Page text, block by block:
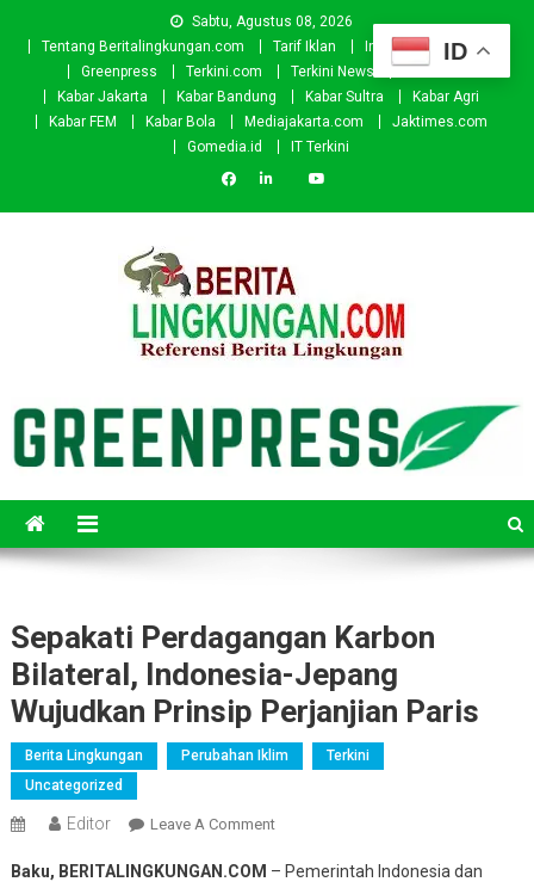
Sabtu, Agustus 08, 2026
Tentang Beritalingkungan.com
Tarif Iklan Investor
Donasi
Greenpress
Terkini.com Terkini News
Kabar.id
Kabar Jakarta
Kabar Bandung Kabar Sultra
Kabar Agri
Kabar FEM
Kabar Bola Mediajakarta.com
Jaktimes.com
Gomedia.id
IT Terkini
Sepakati Perdagangan Karbon
Bilateral, Indonesia-Jepang
Wujudkan Prinsip Perjanjian Paris
Berita Lingkungan Perubahan Iklim
Terkini
Uncategorized
Editor Leave A CommentOn
Perdagangan
Baku, BERITALINGKUNGAN.COM – Pemerintah Indonesia dan
ID